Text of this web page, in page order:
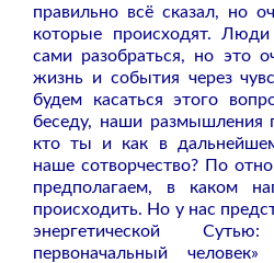
правильно всё сказал, но
которые происходят.
сами разобраться, но это
жизнь и события через
будем касаться этого
беседу, наши размышления
кто ты и как в
наше сотворчество? По
предполагаем, в каком
происходить. Но у нас
энергетической
первоначальный человек»